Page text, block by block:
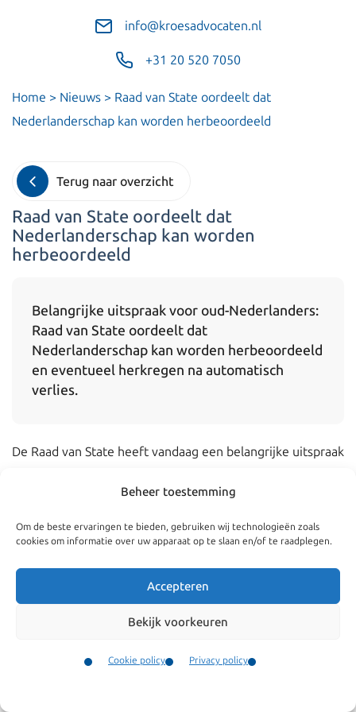
Beheer toestemming
Om de beste ervaringen te bieden, gebruiken wij technologieën zoals
cookies om informatie over uw apparaat op te slaan en/of te raadplegen.
Accepteren
Bekijk voorkeuren
Cookie policy Privacy policy
info@kroesadvocaten.nl
+31 20 520 7050
Home > Nieuws > Raad van State oordeelt dat
Nederlanderschap kan worden herbeoordeeld
Terug naar overzicht
Raad van State oordeelt dat
Nederlanderschap kan worden
herbeoordeeld
Belangrijke uitspraak voor oud-Nederlanders:
Raad van State oordeelt dat
Nederlanderschap kan worden herbeoordeeld
en eventueel herkregen na automatisch
verlies.
De Raad van State heeft vandaag een belangrijke uitspraak
nationaliteit automatisch zijn verloren. Tot nu toe konden
oud-Nederlanders hun Nederlandse nationaliteit niet
herkrijgen na automatisch verlies, ook niet indien dit
automatisch verlies onevenredig was. Vandaag heeft de
Raad van State geoordeeld dat indien de bevoegde
autoriteiten tot de conclusie komen dat het
beoordelen of dit verlies mogelijk onevenredig is. Voor